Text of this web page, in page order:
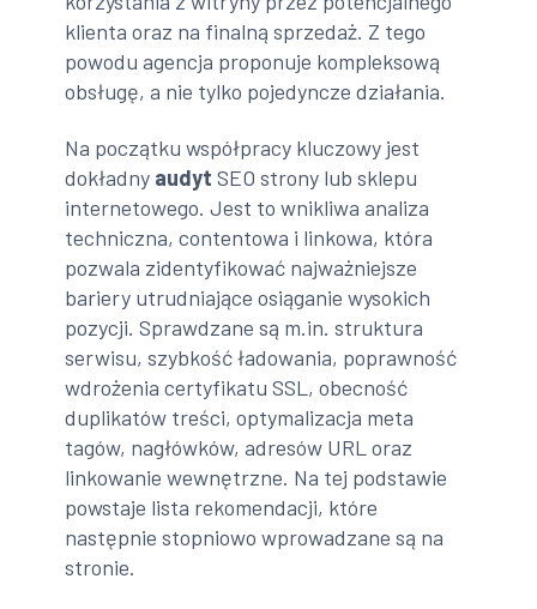
klienta oraz na finalną sprzedaż. Z tego
powodu agencja proponuje kompleksową
obsługę, a nie tylko pojedyncze działania.
Na początku współpracy kluczowy jest
dokładny audyt SEO strony lub sklepu
internetowego. Jest to wnikliwa analiza
techniczna, contentowa i linkowa, która
pozwala zidentyfikować najważniejsze
bariery utrudniające osiąganie wysokich
pozycji. Sprawdzane są m.in. struktura
serwisu, szybkość ładowania, poprawność
wdrożenia certyfikatu SSL, obecność
duplikatów treści, optymalizacja meta
tagów, nagłówków, adresów URL oraz
linkowanie wewnętrzne. Na tej podstawie
powstaje lista rekomendacji, które
następnie stopniowo wprowadzane są na
stronie.